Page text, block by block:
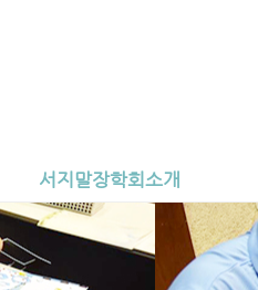
서지말장학회소개